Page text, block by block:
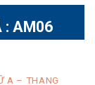
: AM06
A – THANG